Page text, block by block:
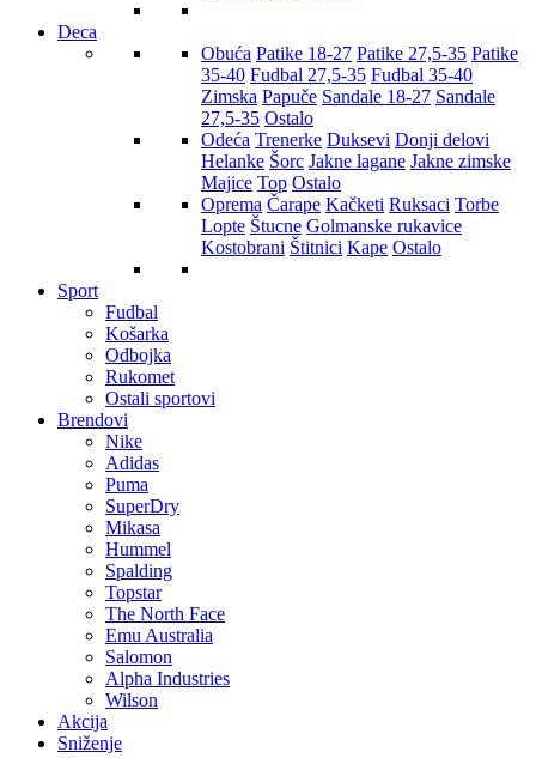
Deca
Obuća Patike 18-27 Patike 27,5-35 Patike
35-40 Fudbal 27,5-35 Fudbal 35-40
Zimska Papuče Sandale 18-27 Sandale
27,5-35 Ostalo
Odeća Trenerke Duksevi Donji delovi
Helanke Šorc Jakne lagane Jakne zimske
Majice Top Ostalo
Oprema Čarape Kačketi Ruksaci Torbe
Lopte Štucne Golmanske rukavice
Kostobrani Štitnici Kape Ostalo
Sport
Fudbal
Košarka
Odbojka
Rukomet
Ostali sportovi
Brendovi
Nike
Adidas
Puma
SuperDry
Mikasa
Hummel
Spalding
Topstar
The North Face
Emu Australia
Salomon
Alpha Industries
Wilson
Akcija
Sniženje